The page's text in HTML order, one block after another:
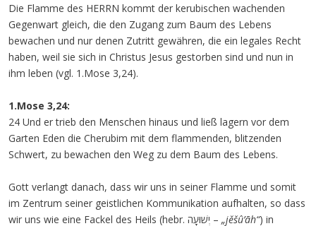
Die Flamme des HERRN kommt der kerubischen wachenden
Gegenwart gleich, die den Zugang zum Baum des Lebens
bewachen und nur denen Zutritt gewähren, die ein legales Recht
haben, weil sie sich in Christus Jesus gestorben sind und nun in
ihm leben (vgl. 1.Mose 3,24).
1.Mose 3,24:
24 Und er trieb den Menschen hinaus und ließ lagern vor dem
Garten Eden die Cherubim mit dem flammenden, blitzenden
Schwert, zu bewachen den Weg zu dem Baum des Lebens.
Gott verlangt danach, dass wir uns in seiner Flamme und somit
im Zentrum seiner geistlichen Kommunikation aufhalten, so dass
wir uns wie eine Fackel des Heils (hebr. יְשׁוּעָה – „jěšû’āh“) in